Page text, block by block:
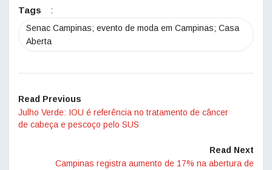
Tags :
Senac Campinas; evento de moda em Campinas; Casa
Aberta
Read Previous
Julho Verde: IOU é referência no tratamento de câncer
de cabeça e pescoço pelo SUS
Read Next
Campinas registra aumento de 17% na abertura de